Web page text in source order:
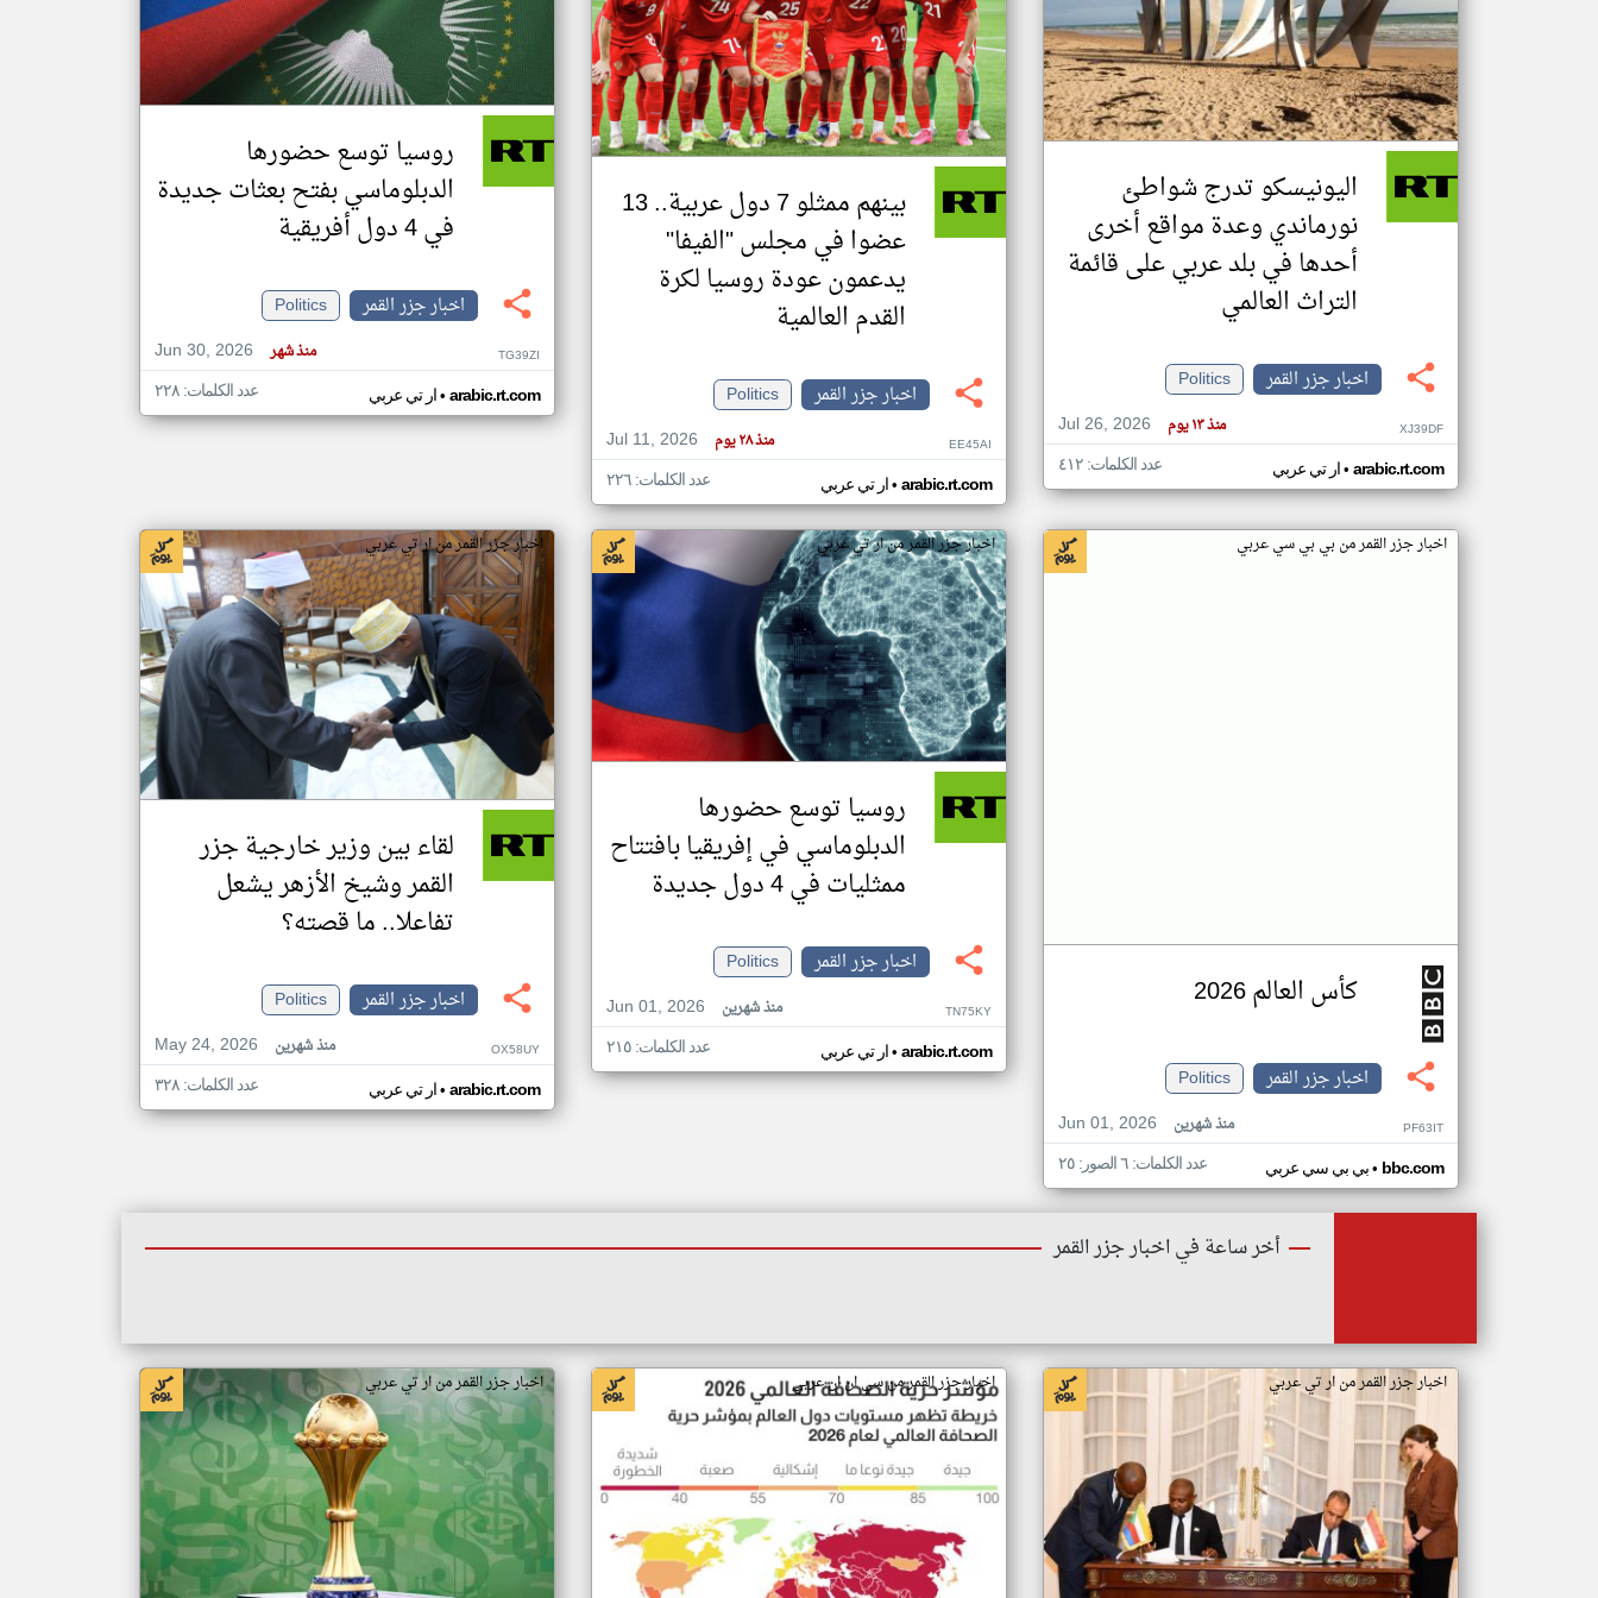
تغيير الدولة
اخبار جزر القمر على مدار الساعة
أهم اخبار جزر القمر العاجلة والمباشرة
اليونيسكو تدرج شواطئ
نورماندي وعدة مواقع أخرى
أحدها في بلد عربي على قائمة
التراث العالمي
اخبار جزر القمر
Politics
Jul 26, 2026
منذ ١٣ يوم XJ39DF
ار تي عربي• arabic.rt.com عدد الكلمات: ٤١٢
بينهم ممثلو 7 دول عربية.. 13
عضوا في مجلس "الفيفا"
يدعمون عودة روسيا لكرة
القدم العالمية
اخبار جزر القمر
Politics
Jul 11, 2026
منذ ٢٨ يوم EE45AI
ار تي عربي• arabic.rt.com عدد الكلمات: ٢٢٦
روسيا توسع حضورها
الدبلوماسي بفتح بعثات جديدة
في 4 دول أفريقية
اخبار جزر القمر
Politics
Jun 30, 2026
منذ شهر TG39ZI
ار تي عربي• arabic.rt.com عدد الكلمات: ٢٢٨
اخبار جزر القمر من بي بي سي عربي
كأس العالم 2026
اخبار جزر القمر
Politics
Jun 01, 2026
منذ شهرين PF63IT
بي بي سي عربي• bbc.com عدد الكلمات: ٦ الصور: ٢٥
اخبار جزر القمر من ار تي عربي
روسيا توسع حضورها
الدبلوماسي في إفريقيا بافتتاح
ممثليات في 4 دول جديدة
اخبار جزر القمر
Politics
Jun 01, 2026
منذ شهرين TN75KY
ار تي عربي• arabic.rt.com عدد الكلمات: ٢١٥
اخبار جزر القمر من ار تي عربي
لقاء بين وزير خارجية جزر
القمر وشيخ الأزهر يشعل
تفاعلا.. ما قصته؟
اخبار جزر القمر
Politics
May 24, 2026
منذ شهرين OX58UY
ار تي عربي• arabic.rt.com عدد الكلمات: ٣٢٨
أخر ساعة في اخبار جزر القمر
اخبار جزر القمر من ار تي عربي اخبار جزر القمر من سي ان ان عربي اخبار جزر القمر من ار تي عربي
klyoum.com